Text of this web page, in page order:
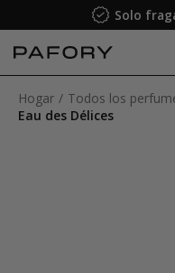
Solo
Hogar Todos los
Eau des Délices